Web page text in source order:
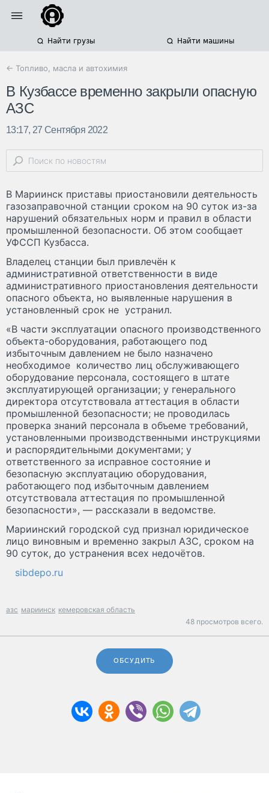
Найти грузы Найти машины
← Топливо, масла и автохимия
В Кузбассе временно закрыли опасную
АЗС
13:17, 27 Сентября 2022
В Мариинск приставы приостановили деятельность
газозаправочной станции сроком на 90 суток из-за
нарушений обязательных норм и правил в области
промышленной безопасности. Об этом сообщает
УФССП Кузбасса.
Владелец станции был привлечён к
административной ответственности в виде
административного приостановления деятельности
опасного объекта, но выявленные нарушения в
установленный срок не устранил.
«В части эксплуатации опасного производственного
объекта-оборудования, работающего под
избыточным давлением не было назначено
необходимое количество лиц обслуживающего
оборудование персонала, состоящего в штате
эксплуатирующей организации; у генерального
директора отсутствовала аттестация в области
промышленной безопасности; не проводилась
проверка знаний персонала в объеме требований,
установленными производственными инструкциями
и распорядительными документами; у
ответственного за исправное состояние и
безопасную эксплуатацию оборудования,
работающего под избыточным давлением
отсутствовала аттестация по промышленной
безопасности», — рассказали в ведомстве.
Мариинский городской суд признал юридическое
лицо виновным и временно закрыл АЗС, сроком на
90 суток, до устранения всех недочётов.
sibdepo.ru
азс мариинск кемеровская область
48 просмотров всего.
ОБСУДИТЬ